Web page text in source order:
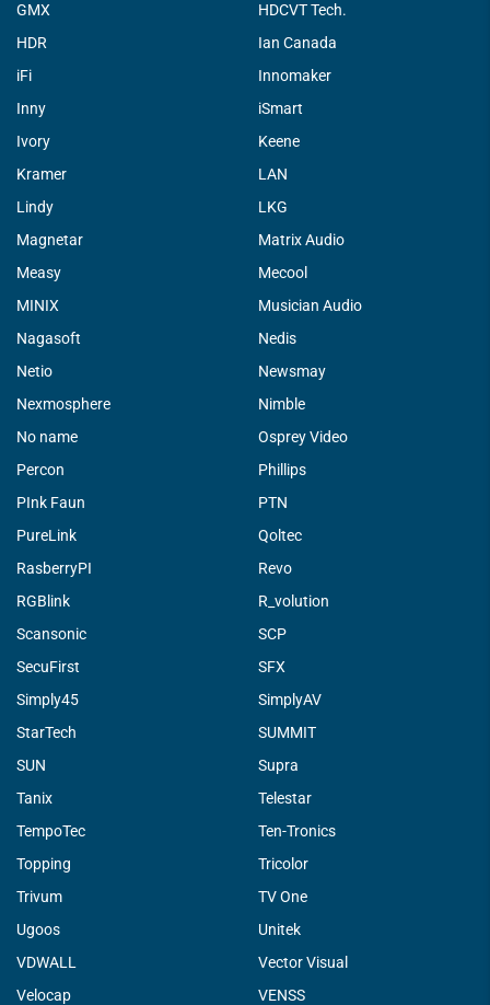
GMX
HDCVT Tech.
HDR
Ian Canada
iFi
Innomaker
Inny
iSmart
Ivory
Keene
Kramer
LAN
Lindy
LKG
Magnetar
Matrix Audio
Measy
Mecool
MINIX
Musician Audio
Nagasoft
Nedis
Netio
Newsmay
Nexmosphere
Nimble
No name
Osprey Video
Percon
Phillips
PInk Faun
PTN
PureLink
Qoltec
RasberryPI
Revo
RGBlink
R_volution
Scansonic
SCP
SecuFirst
SFX
Simply45
SimplyAV
StarTech
SUMMIT
SUN
Supra
Tanix
Telestar
TempoTec
Ten-Tronics
Topping
Tricolor
Trivum
TV One
Ugoos
Unitek
VDWALL
Vector Visual
Velocap
VENSS